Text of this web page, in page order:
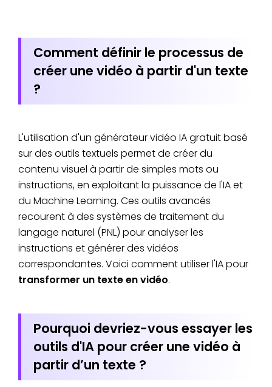
Comment définir le processus de
créer une vidéo à partir d'un texte
?
L'utilisation d'un générateur vidéo IA gratuit basé
sur des outils textuels permet de créer du
contenu visuel à partir de simples mots ou
instructions, en exploitant la puissance de l'IA et
du Machine Learning. Ces outils avancés
recourent à des systèmes de traitement du
langage naturel (PNL) pour analyser les
instructions et générer des vidéos
correspondantes. Voici comment utiliser l'IA pour
transformer un texte en vidéo.
Pourquoi devriez-vous essayer les
outils d'IA pour créer une vidéo à
partir d’un texte ?